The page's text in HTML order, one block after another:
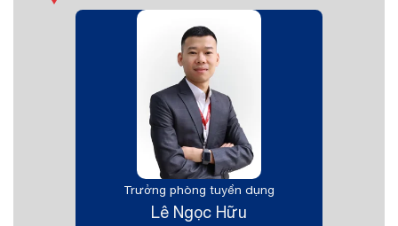
Trưởng phòng tuyển dụng
Lê Ngọc Hữu